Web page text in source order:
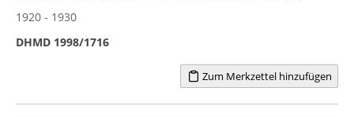
1920 - 1930
DHMD 1998/1716
Zum Merkzettel hinzufügen